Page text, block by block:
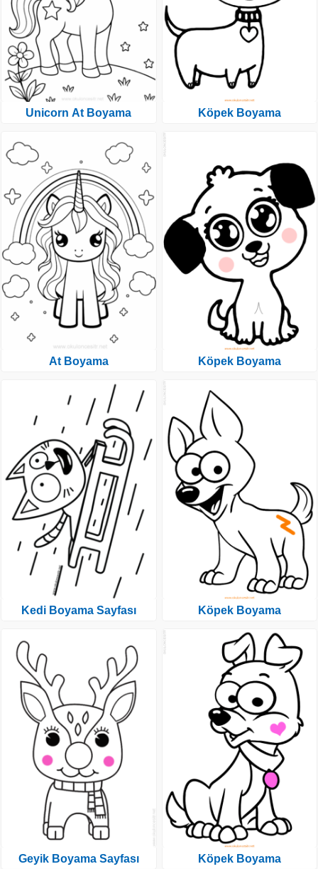
Unicorn At Boyama
At Boyama
Kedi Boyama Sayfası
Geyik Boyama Sayfası
Köpek Boyama
Köpek Boyama
Köpek Boyama
Köpek Boyama